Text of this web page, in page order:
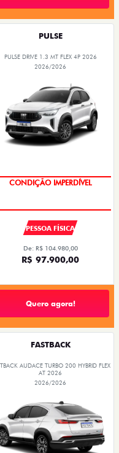
PULSE
PULSE DRIVE 1.3 MT FLEX 4P 2026
2026/2026
CONDIÇÃO IMPERDÍVEL
PESSOA FÍSICA
De: R$ 104.980,00
R$ 97.900,00
Quero agora!
FASTBACK
AUDACE TURBO 200 HYBRID FLEX
AT 2026
2026/2026